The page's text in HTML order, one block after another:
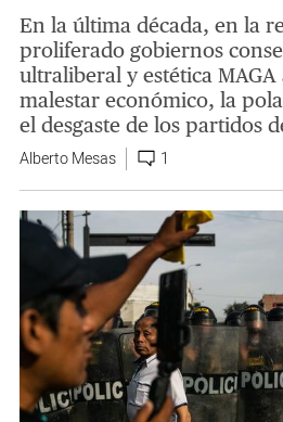
En la última década, en la
proliferado gobiernos
ultraliberal y estética MAGA
malestar económico, la
el desgaste de los partidos
Alberto Mesas 1